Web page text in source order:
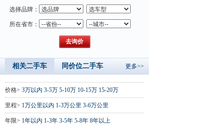
选择品牌：
所在省市：
相关二手车 同价位二手车 更多>>
价格> 3万以内 3-5万 5-10万 10-15万 15-20万
里程> 1万公里以内 1-3万公里 3-6万公里
年限> 1年以内 1-3年 3-5年 5-8年 8年以上